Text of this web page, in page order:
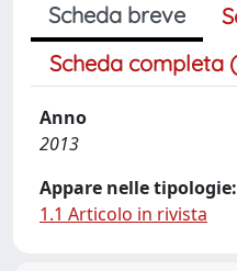
Scheda breve
Scheda completa
Anno
2013
Appare nelle tipologie:
1.1 Articolo in rivista